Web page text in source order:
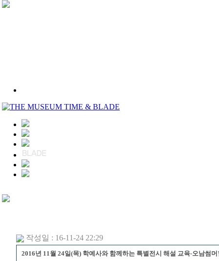
작성일 : 16-11-24 22:29
2016년 11월 24일(목) 학예사와 함께하는 특별전시 해설 교육-오남썸